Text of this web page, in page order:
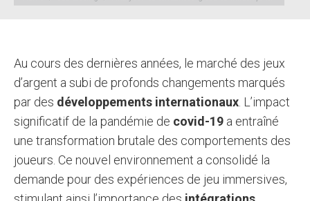
Au cours des dernières années, le marché des jeux
d’argent a subi de profonds changements marqués
par des développements internationaux . L’impact
significatif de la pandémie de covid-19 a entraîné
une transformation brutale des comportements des
joueurs. Ce nouvel environnement a consolidé la
demande pour des expériences de jeu immersives,